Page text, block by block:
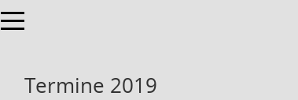
Toggle navigation
Termine 2019